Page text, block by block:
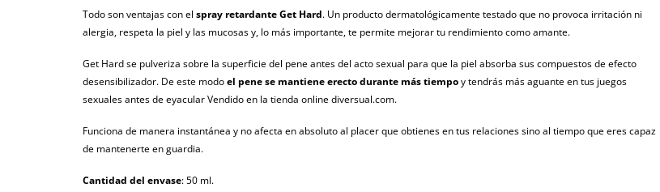
Todo son ventajas con el spray retardante Get Hard. Un producto dermatológicamente testado que no provoca irritación ni
alergia, respeta la piel y las mucosas y, lo más importante, te permite mejorar tu rendimiento como amante.
Get Hard se pulveriza sobre la superficie del pene antes del acto sexual para que la piel absorba sus compuestos de efecto
desensibilizador. De este modoel pene se mantiene erecto durante más tiempoy tendrás más aguante en tus juegos
sexuales antes de eyacular Vendido en la tienda online diversual.com.
Funciona de manera instantánea y no afecta en absoluto al placer que obtienes en tus relaciones sino al tiempo que eres capaz
de mantenerte en guardia.
Cantidad del envase: 50 ml.